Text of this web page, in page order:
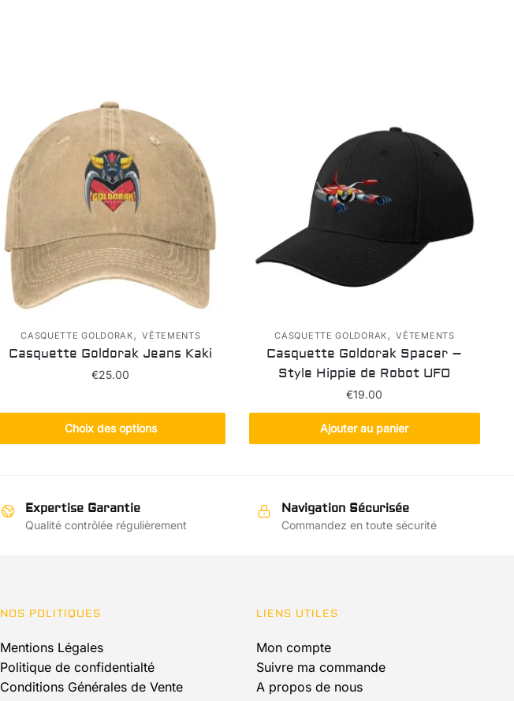
CASQUETTE GOLDORAK,VÊTEMENTS
Casquette Goldorak Jeans Kaki
€25.00
Choix des options
produit
a
Les
options
du
produit
CASQUETTE GOLDORAK,VÊTEMENTS
Casquette Goldorak Spacer –
Style Hippie de Robot UFO
€19.00
Ajouter au panier
Expertise Garantie
Qualité contrôlée régulièrement
Navigation Sécurisée
Commandez en toute sécurité
NOS POLITIQUES
Mentions Légales
Politique de confidentialté
Conditions Générales de Vente
LIENS UTILES
Mon compte
Suivre ma commande
A propos de nous